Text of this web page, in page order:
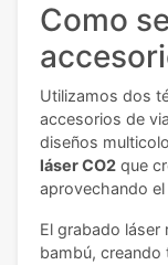
Como
Utilizamos dos
accesorios de
diseños
láser CO2 que
aprovechando
El grabado láser
bambú, creando